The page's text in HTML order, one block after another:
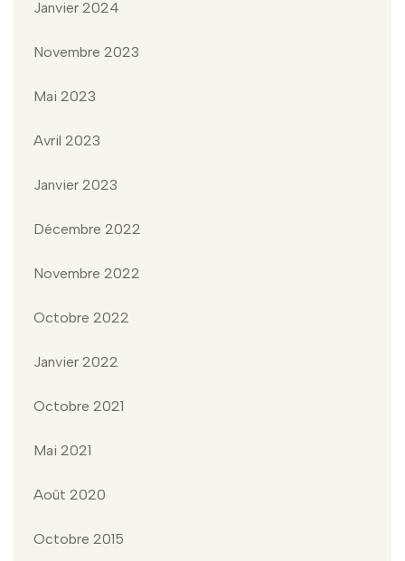
Janvier 2024
Novembre 2023
Mai 2023
Avril 2023
Janvier 2023
Décembre 2022
Novembre 2022
Octobre 2022
Janvier 2022
Octobre 2021
Mai 2021
Août 2020
Octobre 2015